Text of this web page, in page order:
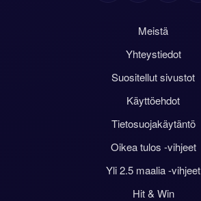
Meistä
Yhteystiedot
Suositellut sivustot
Käyttöehdot
Tietosuojakäytäntö
Oikea tulos -vihjeet
Yli 2.5 maalia -vihjeet
Hit & Win